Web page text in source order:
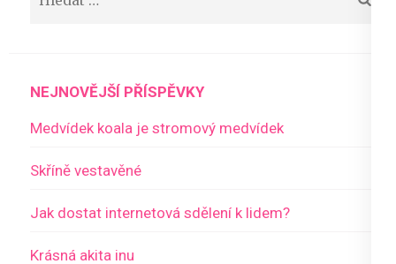
NEJNOVĚJŠÍ PŘÍSPĚVKY
Medvídek koala je stromový medvídek
Skříně vestavěné
Jak dostat internetová sdělení k lidem?
Krásná akita inu